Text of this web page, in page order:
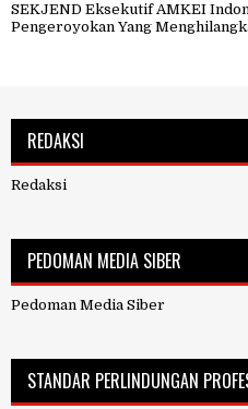
SEKJEND Eksekutif AMKEI
Pengeroyokan Yang
REDAKSI
Redaksi
PEDOMAN MEDIA SIBER
Pedoman Media Siber
STANDAR PERLINDUNGAN